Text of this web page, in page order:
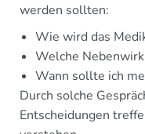
werden sollten:
Wie wird das
Welche
Wann sollte ich
Durch solche
Entscheidungen